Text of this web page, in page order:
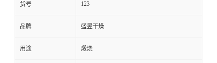
货号 123
品牌 盛昱干燥
用途 煅烧